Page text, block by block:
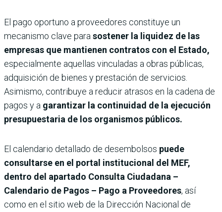
El pago oportuno a proveedores constituye un
mecanismo clave para sostener la liquidez de las
empresas que mantienen contratos con el Estado,
especialmente aquellas vinculadas a obras públicas,
adquisición de bienes y prestación de servicios.
Asimismo, contribuye a reducir atrasos en la cadena de
pagos y a garantizar la continuidad de la ejecución
presupuestaria de los organismos públicos.
El calendario detallado de desembolsos puede
consultarse en el portal institucional del MEF,
dentro del apartado Consulta Ciudadana –
Calendario de Pagos – Pago a Proveedores, así
como en el sitio web de la Dirección Nacional de